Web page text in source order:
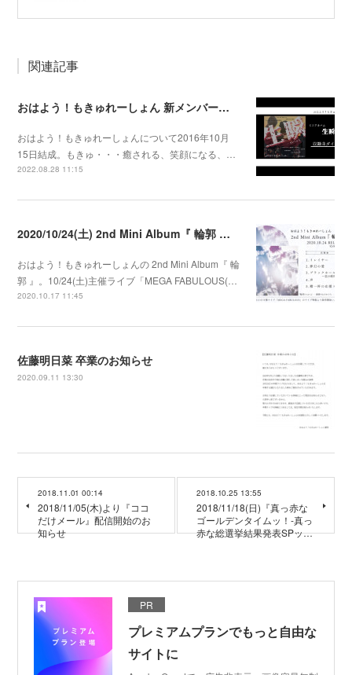
関連記事
おはよう！もきゅれーしょん 新メンバー募集！
おはよう！もきゅれーしょんについて2016年10月
15日結成。もきゅ・・・癒される、笑顔になる、…
2022.08.28 11:15
2020/10/24(土) 2nd Mini Album『 輪郭 』発売決定
おはよう！もきゅれーしょんの 2nd Mini Album『 輪
郭 』。10/24(土)主催ライブ「MEGA FABULOUS(…
2020.10.17 11:45
佐藤明日菜 卒業のお知らせ
2020.09.11 13:30
2018.11.01 00:14
2018/11/05(木)より『ココ
だけメール』配信開始のお
知らせ
2018.10.25 13:55
2018/11/18(日)『真っ赤な
ゴールデンタイムッ！-真っ
赤な総選挙結果発表SPッ…
PR
プレミアムプランでもっと自由な
サイトに